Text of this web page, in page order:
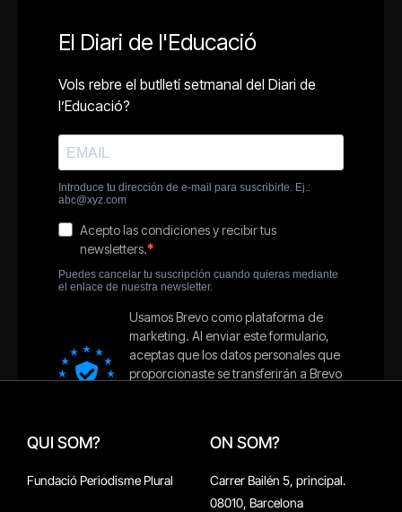
QUI SOM?
Fundació Periodisme Plural
ON SOM?
Carrer Bailén 5, principal.
08010, Barcelona